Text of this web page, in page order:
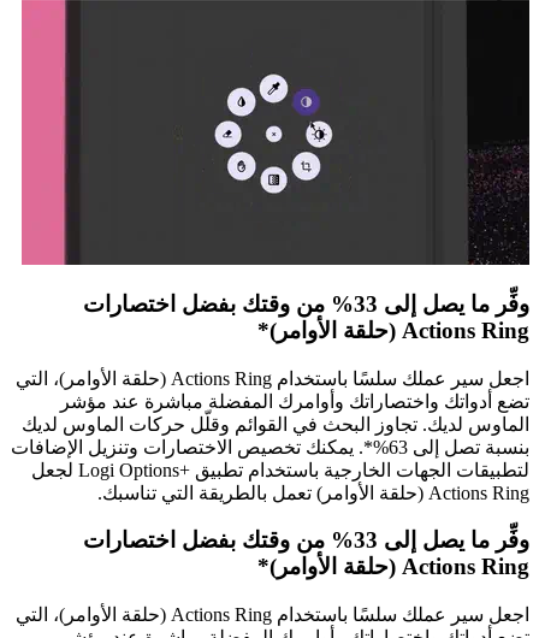
وفِّر ما يصل إلى 33% من وقتك بفضل اختصارات
Actions Ring (حلقة الأوامر)*
اجعل سير عملك سلسًا باستخدام Actions Ring (حلقة الأوامر)، التي
تضع أدواتك واختصاراتك وأوامرك المفضلة مباشرة عند مؤشر
الماوس لديك. تجاوز البحث في القوائم وقلّل حركات الماوس لديك
بنسبة تصل إلى 63%*. يمكنك تخصيص الاختصارات وتنزيل الإضافات
لتطبيقات الجهات الخارجية باستخدام تطبيق Logi Options+‎‏ لجعل
Actions Ring (حلقة الأوامر) تعمل بالطريقة التي تناسبك.
وفِّر ما يصل إلى 33% من وقتك بفضل اختصارات
Actions Ring (حلقة الأوامر)*
اجعل سير عملك سلسًا باستخدام Actions Ring (حلقة الأوامر)، التي